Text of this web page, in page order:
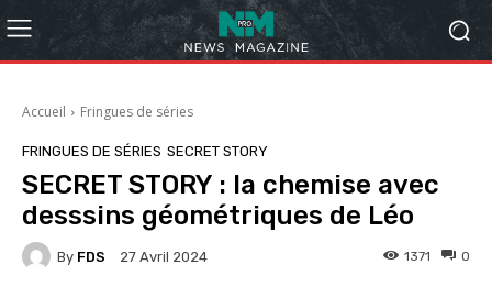
Accueil Fringues de séries
FRINGUES DE SÉRIES SECRET STORY
SECRET STORY : la chemise avec
desssins géométriques de Léo
By FDS 27 Avril 2024 0
1371